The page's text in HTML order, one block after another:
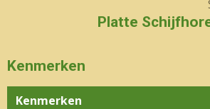
Platte
Kenmerken
Kenmerken